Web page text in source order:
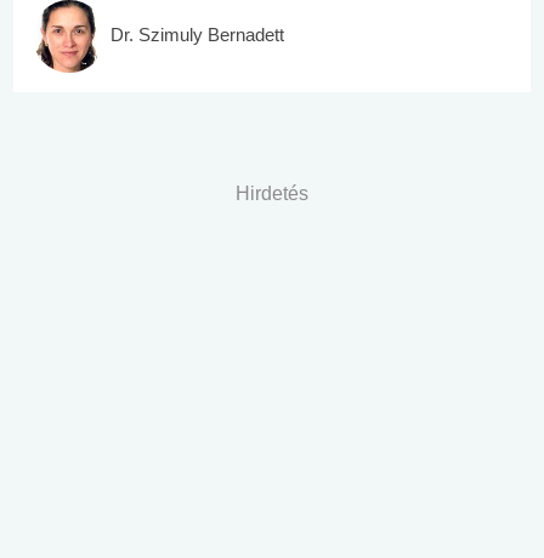
Dr. Szimuly Bernadett
Hirdetés